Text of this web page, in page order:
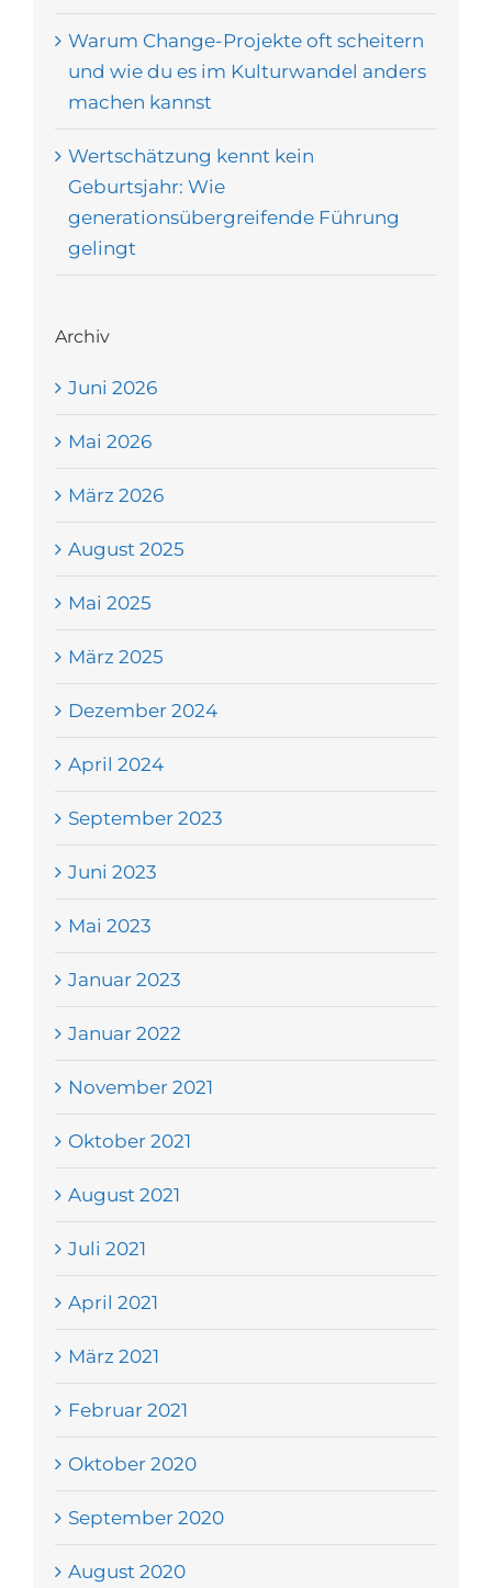
Warum Change-Projekte oft scheitern
und wie du es im Kulturwandel anders
machen kannst
Wertschätzung kennt kein
Geburtsjahr: Wie
generationsübergreifende Führung
gelingt
Archiv
Juni 2026
Mai 2026
März 2026
August 2025
Mai 2025
März 2025
Dezember 2024
April 2024
September 2023
Juni 2023
Mai 2023
Januar 2023
Januar 2022
November 2021
Oktober 2021
August 2021
Juli 2021
April 2021
März 2021
Februar 2021
Oktober 2020
September 2020
August 2020